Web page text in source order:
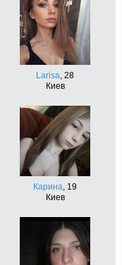
Larisa, 28
Киев
Карина, 19
Киев